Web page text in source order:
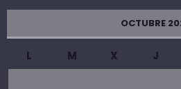
OCTUBRE
L M X J